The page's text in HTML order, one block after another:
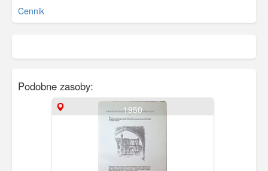
Cennik
Podobne zasoby:
1950